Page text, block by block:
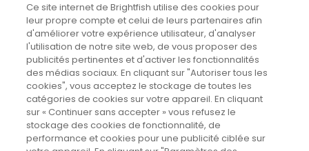
TOUTES LES NEWS
CINEVOX SUR FACEBOOK
Ce site internet de Brightfish utilise des cookies pour
leur propre compte et celui de leurs partenaires afin
d'améliorer votre expérience utilisateur, d'analyser
l'utilisation de notre site web, de vous proposer des
publicités pertinentes et d'activer les fonctionnalités
des médias sociaux. En cliquant sur "Autoriser tous les
cookies", vous acceptez le stockage de toutes les
catégories de cookies sur votre appareil. En cliquant
sur « Continuer sans accepter » vous refusez le
stockage des cookies de fonctionnalité, de
performance et cookies pour une publicité ciblée sur